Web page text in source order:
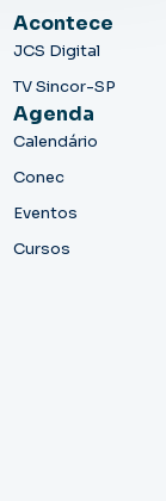
Acontece
JCS Digital
TV Sincor-SP
Agenda
Calendário
Conec
Eventos
Cursos